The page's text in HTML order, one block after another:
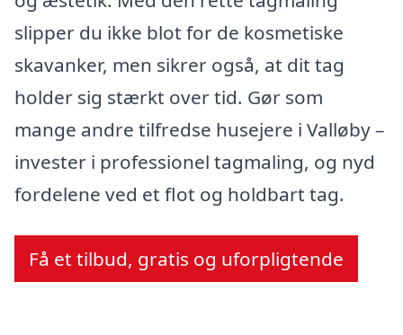
slipper du ikke blot for de kosmetiske
skavanker, men sikrer også, at dit tag
holder sig stærkt over tid. Gør som
mange andre tilfredse husejere i Valløby –
invester i professionel tagmaling, og nyd
fordelene ved et flot og holdbart tag.
Få et tilbud, gratis og uforpligtende